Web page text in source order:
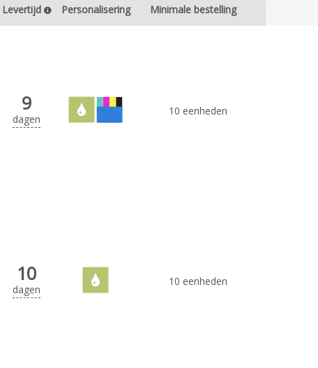
Levertijd Personalisering Minimale bestelling
9
dagen
10 eenheden
10
dagen
10 eenheden